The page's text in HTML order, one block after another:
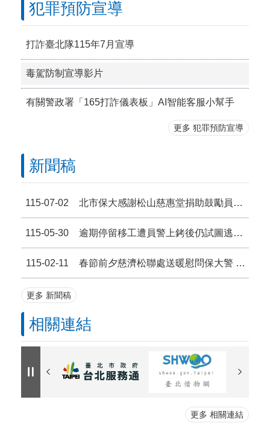
犯罪預防宣導
打詐臺北隊115年7月宣導
毒駕防制宣導影片
有關警政署「165打詐儀表板」AI智能客服小幫手
更多 犯罪預防宣導
新聞稿
115-07-02 北市保大感謝松山慈惠堂捐助鼓勵員警查緝毒(酒)駕
115-05-30 逾期停留移工遭員警上銬後仍試圖逃跑 熱心民眾出借機車助警逮獲
115-02-11 春節前夕慈濟松聯處送暖慰問保大警 同心防詐護治安
更多 新聞稿
相關連結
更多 相關連結